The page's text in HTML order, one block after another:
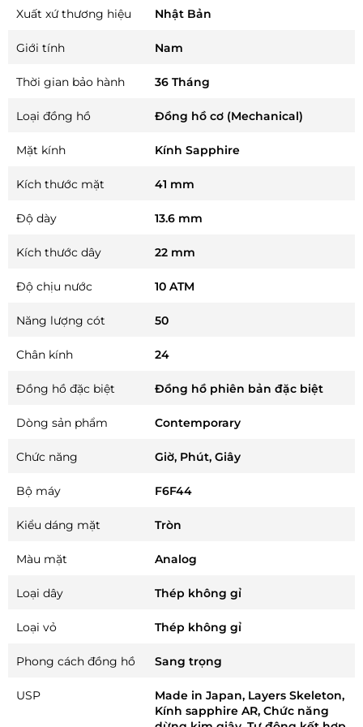
Xuất xứ thương hiệu Nhật Bản
Giới tính Nam
Thời gian bảo hành 36 Tháng
Loại đồng hồ Đồng hồ cơ (Mechanical)
Mặt kính Kính Sapphire
Kích thước mặt 41 mm
Độ dày 13.6 mm
Kích thước dây 22 mm
Độ chịu nước 10 ATM
Năng lượng cót 50
Chân kính 24
Đồng hồ đặc biệt Đồng hồ phiên bản đặc biệt
Dòng sản phẩm Contemporary
Chức năng Giờ, Phút, Giây
Bộ máy F6F44
Kiểu dáng mặt Tròn
Màu mặt Analog
Loại dây Thép không gỉ
Loại vỏ Thép không gỉ
Phong cách đồng hồ Sang trọng
USP
Made in Japan, Layers Skeleton,
Kính sapphire AR, Chức năng